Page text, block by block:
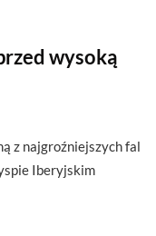
wysoką
z najgroźniejszych fal
Iberyjskim